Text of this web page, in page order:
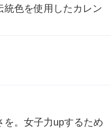
統色を使用したカレン
を。女子力upするため